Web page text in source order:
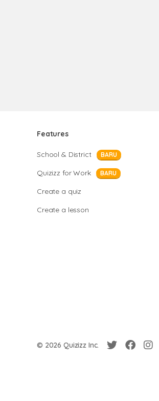
Features
School & District BARU
Quizizz for Work BARU
Create a quiz
Create a lesson
© 2026 Quizizz Inc.